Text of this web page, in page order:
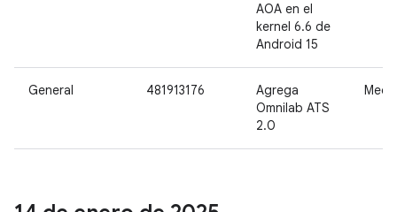
AOA en el
kernel 6.6 de
Android 15
General 481913176
Agrega
Omnilab ATS
2.0